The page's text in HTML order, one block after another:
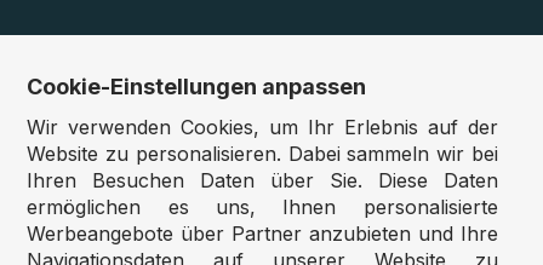
Unsere Shops
Deutschland:www.puzzle.de
Österreich:
www.puzzle.at
Belgien:www.puzzle.be
Großbritannien:www.jigsawpuzzle.co.uk
Cookie-Einstellungen anpassen
Wir verwenden Cookies, um Ihr Erlebnis auf der
Website zu personalisieren. Dabei sammeln wir bei
Ihren Besuchen Daten über Sie. Diese Daten
ermöglichen es uns, Ihnen personalisierte
Werbeangebote über Partner anzubieten und Ihre
Navigationsdaten auf unserer Website zu